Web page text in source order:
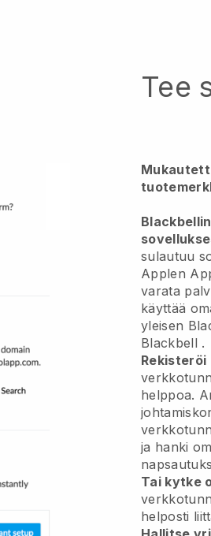
Tee
sulautuu
Applen
varata
käyttää
yleisen
Blackbell .
helppoa.
ja hanki
Tai kytke
helposti